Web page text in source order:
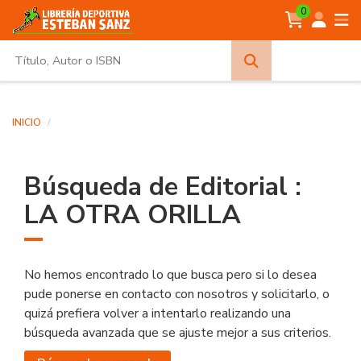
0
INICIO
Búsqueda de Editorial :
LA OTRA ORILLA
No hemos encontrado lo que busca pero si lo desea
pude ponerse en contacto con nosotros y solicitarlo, o
quizá prefiera volver a intentarlo realizando una
búsqueda avanzada que se ajuste mejor a sus criterios.